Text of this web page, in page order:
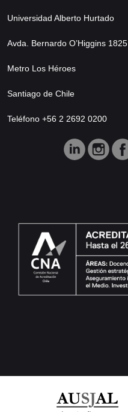
Universidad Alberto Hurtado
Avda. Bernardo O’Higgins 1825
Metro Los Héroes
Santiago de Chile
Teléfono +56 2 2692 0200